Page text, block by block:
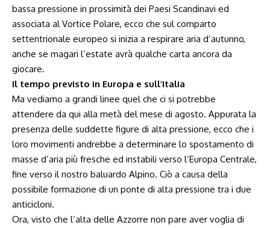
bassa pressione in prossimità dei Paesi Scandinavi ed
associata al Vortice Polare, ecco che sul comparto
settentrionale europeo si inizia a respirare aria d’autunno,
anche se magari l’estate avrà qualche carta ancora da
giocare.
Il tempo previsto in Europa e sull’Italia
Ma vediamo a grandi linee quel che ci si potrebbe
attendere da qui alla metà del mese di agosto. Appurata la
presenza delle suddette figure di alta pressione, ecco che i
loro movimenti andrebbe a determinare lo spostamento di
masse d’aria più fresche ed instabili verso l’Europa Centrale,
fine verso il nostro baluardo Alpino. Ciò a causa della
possibile formazione di un ponte di alta pressione tra i due
anticicloni.
Ora, visto che l’alta delle Azzorre non pare aver voglia di